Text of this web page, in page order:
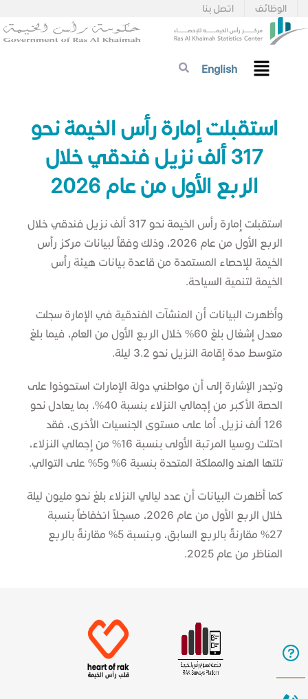
اتصل بنا الوظائف
English
استقبلت إمارة رأس الخيمة نحو
317 ألف نزيل فندقي خلال
الربع الأول من عام 2026
استقبلت إمارة رأس الخيمة نحو 317 ألف نزيل فندقي خلال
الربع الأول من عام 2026، وذلك وفقاً لبيانات مركز رأس
الخيمة للإحصاء المستمدة من قاعدة بيانات هيئة رأس
الخيمة لتنمية السياحة.
وأظهرت البيانات أن المنشآت الفندقية في الإمارة سجلت
معدل إشغال بلغ 60% خلال الربع الأول من العام، فيما بلغ
متوسط مدة إقامة النزيل نحو 3.2 ليلة.
وتجدر الإشارة إلى أن مواطني دولة الإمارات استحوذوا على
الحصة الأكبر من إجمالي النزلاء بنسبة 40%، بما يعادل نحو
126 ألف نزيل. أما على مستوى الجنسيات الأخرى، فقد
احتلت روسيا المرتبة الأولى بنسبة 16% من إجمالي النزلاء،
تلتها الهند والمملكة المتحدة بنسبة 6% و5% على التوالي.
كما أظهرت البيانات أن عدد ليالي النزلاء بلغ نحو مليون ليلة
خلال الربع الأول من عام 2026، مسجلاً انخفاضاً بنسبة
27% مقارنةً بالربع السابق، وبنسبة 5% مقارنةً بالربع
المناظر من عام 2025.